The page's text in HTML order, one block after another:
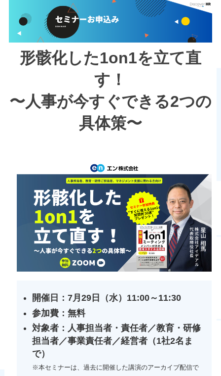
形骸化した1on1を立て直
す！
〜人事が今すぐできる2つの
具体策〜
開催日：7月29日（水）11:00～11:30
参加費：無料
対象者：人事担当者・責任者／教育・研修
担当者／事業責任者／経営者（1社2名ま
で）
※本セミナーは、過去に開催した講演のアーカイブ配信で